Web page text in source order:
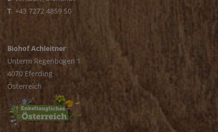
T. +43 7272 4859 50
Biohof Achleitner
Unterm Regenbogen 1
4070 Eferding
Österreich